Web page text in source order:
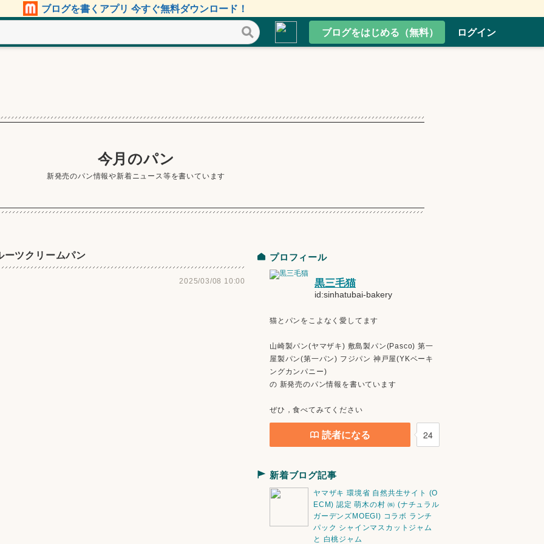
ブログを書くアプリ 今すぐ無料ダウンロード！
ブログをはじめる（無料）
ログイン
今月のパン
新発売のパン情報や新着ニュース等を書いています
ーツクリームパン
2025/03/08 10:00
プロフィール
黒三毛猫
id:sinhatubai-bakery
猫とパンをこよなく愛してます
山崎製パン(ヤマザキ) 敷島製パン(Pasco) 第一
屋製パン(第一パン) フジパン 神戸屋(YKベーキ
ングカンパニー)
の 新発売のパン情報を書いています
ぜひ，食べてみてください
読者になる 24
新着ブログ記事
ヤマザキ 環境省 自然共生サイト (O
ECM) 認定 萌木の村 ㈱ (ナチュラル
ガーデンズMOEGI) コラボ ランチ
パック シャインマスカットジャム
と 白桃ジャム